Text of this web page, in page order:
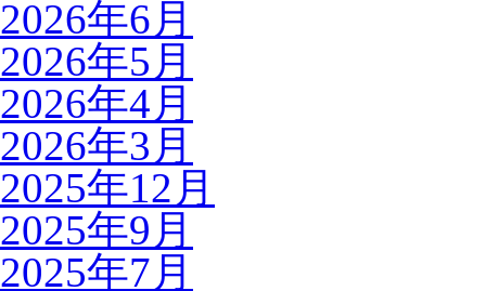
2026年6月
2026年5月
2026年4月
2026年3月
2025年12月
2025年9月
2025年7月